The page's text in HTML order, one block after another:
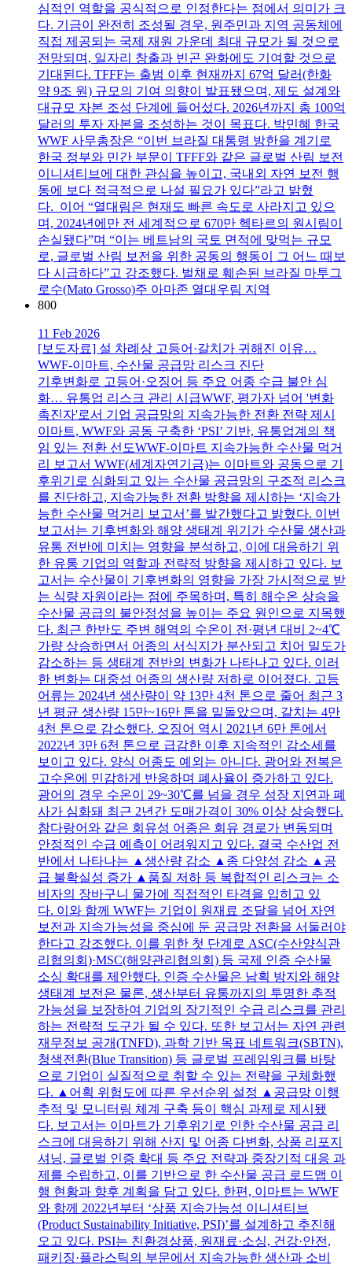
심적인 역할을 공식적으로 인정한다는 점에서 의미가 크
다. 기금이 완전히 조성될 경우, 원주민과 지역 공동체에
직접 제공되는 국제 재원 가운데 최대 규모가 될 것으로
전망되며, 일자리 창출과 빈곤 완화에도 기여할 것으로
기대된다. TFFF는 출범 이후 현재까지 67억 달러(한화
약 9조 원) 규모의 기여 의향이 발표됐으며, 제도 설계와
대규모 자본 조성 단계에 들어섰다. 2026년까지 총 100억
달러의 투자 자본을 조성하는 것이 목표다. 박민혜 한국
WWF 사무총장은 “이번 브라질 대통령 방한을 계기로
한국 정부와 민간 부문이 TFFF와 같은 글로벌 산림 보전
이니셔티브에 대한 관심을 높이고, 국내외 자연 보전 행
동에 보다 적극적으로 나설 필요가 있다”라고 밝혔
다. 이어 “열대림은 현재도 빠른 속도로 사라지고 있으
며, 2024년에만 전 세계적으로 670만 헥타르의 원시림이
손실됐다”며 “이는 베트남의 국토 면적에 맞먹는 규모
로, 글로벌 산림 보전을 위한 공동의 행동이 그 어느 때보
다 시급하다”고 강조했다. 벌채로 훼손된 브라질 마투그
로수(Mato Grosso)주 아마존 열대우림 지역
800
11 Feb 2026
[보도자료] 설 차례상 고등어·갈치가 귀해진 이유…
WWF-이마트, 수산물 공급망 리스크 진단
기후변화로 고등어·오징어 등 주요 어종 수급 불안 심
화… 유통업 리스크 관리 시급WWF, 평가자 넘어 '변화
촉진자'로서 기업 공급망의 지속가능한 전환 전략 제시
이마트, WWF와 공동 구축한 ‘PSI’ 기반, 유통업계의 책
임 있는 전환 선도WWF-이마트 지속가능한 수산물 먹거
리 보고서 WWF(세계자연기금)는 이마트와 공동으로 기
후위기로 심화되고 있는 수산물 공급망의 구조적 리스크
를 진단하고, 지속가능한 전환 방향을 제시하는 ‘지속가
능한 수산물 먹거리 보고서’를 발간했다고 밝혔다. 이번
보고서는 기후변화와 해양 생태계 위기가 수산물 생산과
유통 전반에 미치는 영향을 분석하고, 이에 대응하기 위
한 유통 기업의 역할과 전략적 방향을 제시하고 있다. 보
고서는 수산물이 기후변화의 영향을 가장 가시적으로 받
는 식량 자원이라는 점에 주목하며, 특히 해수온 상승을
수산물 공급의 불안정성을 높이는 주요 원인으로 지목했
다. 최근 한반도 주변 해역의 수온이 전·평년 대비 2~4℃
가량 상승하면서 어종의 서식지가 분산되고 치어 밀도가
감소하는 등 생태계 전반의 변화가 나타나고 있다. 이러
한 변화는 대중성 어종의 생산량 저하로 이어졌다. 고등
어류는 2024년 생산량이 약 13만 4천 톤으로 줄어 최근 3
년 평균 생산량 15만~16만 톤을 밑돌았으며, 갈치는 4만
4천 톤으로 감소했다. 오징어 역시 2021년 6만 톤에서
2022년 3만 6천 톤으로 급감한 이후 지속적인 감소세를
보이고 있다. 양식 어종도 예외는 아니다. 광어와 전복은
고수온에 민감하게 반응하며 폐사율이 증가하고 있다.
광어의 경우 수온이 29~30℃를 넘을 경우 성장 지연과 폐
사가 심화돼 최근 2년간 도매가격이 30% 이상 상승했다.
참다랑어와 같은 회유성 어종은 회유 경로가 변동되며
안정적인 수급 예측이 어려워지고 있다. 결국 수산업 전
반에서 나타나는 ▲생산량 감소 ▲종 다양성 감소 ▲공
급 불확실성 증가 ▲품질 저하 등 복합적인 리스크는 소
비자의 장바구니 물가에 직접적인 타격을 입히고 있
다. 이와 함께 WWF는 기업이 원재료 조달을 넘어 자연
보전과 지속가능성을 중심에 둔 공급망 전환을 서둘러야
한다고 강조했다. 이를 위한 첫 단계로 ASC(수산양식관
리협의회)·MSC(해양관리협의회) 등 국제 인증 수산물
소싱 확대를 제안했다. 인증 수산물은 남획 방지와 해양
생태계 보전은 물론, 생산부터 유통까지의 투명한 추적
가능성을 보장하여 기업의 장기적인 수급 리스크를 관리
하는 전략적 도구가 될 수 있다. 또한 보고서는 자연 관련
재무정보 공개(TNFD), 과학 기반 목표 네트워크(SBTN),
청색전환(Blue Transition) 등 글로벌 프레임워크를 바탕
으로 기업이 실질적으로 취할 수 있는 전략을 구체화했
다. ▲어획 위험도에 따른 우선순위 설정 ▲공급망 이행
추적 및 모니터링 체계 구축 등이 핵심 과제로 제시됐
다. 보고서는 이마트가 기후위기로 인한 수산물 공급 리
스크에 대응하기 위해 산지 및 어종 다변화, 상품 리포지
셔닝, 글로벌 인증 확대 등 주요 전략과 중장기적 대응 과
제를 수립하고, 이를 기반으로 한 수산물 공급 로드맵 이
행 현황과 향후 계획을 담고 있다. 한편, 이마트는 WWF
와 함께 2022년부터 ‘상품 지속가능성 이니셔티브
(Product Sustainability Initiative, PSI)’를 설계하고 추진해
오고 있다. PSI는 친환경상품, 원재료·소싱, 건강·안전,
패키징·플라스틱의 부문에서 지속가능한 생산과 소비